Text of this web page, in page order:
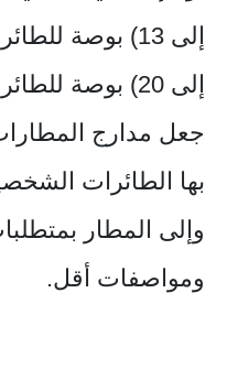
إلى 20) بوصة
جعل مدارج
بها الطائرات
وإلى المطار
ومواصفات أقل.